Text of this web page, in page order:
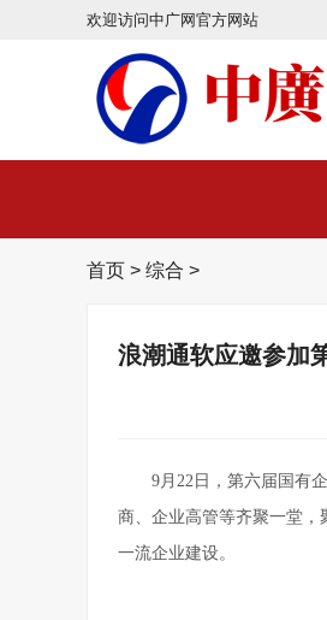
欢迎访问中广网官方网站
首页 > 综合 >
浪潮通软应邀参加
9月22日，第六届国有
商、企业高管等齐聚一堂，
一流企业建设。